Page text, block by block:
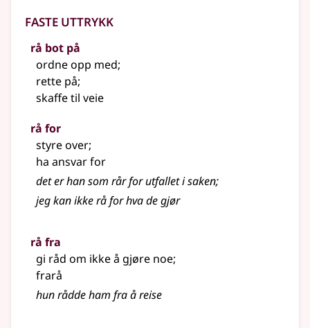
Faste uttrykk
rå bot på
ordne opp med;
rette på;
skaffe til veie
rå for
styre over;
ha ansvar for
det er han som rår for utfallet i saken;
jeg kan ikke rå for hva de gjør
rå fra
gi råd om ikke å gjøre noe;
frarå
hun rådde ham fra å reise